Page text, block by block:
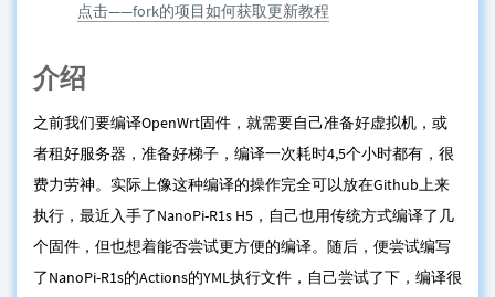
点击——fork的项目如何获取更新教程
介绍
之前我们要编译OpenWrt固件，就需要自己准备好虚拟机，或
者租好服务器，准备好梯子，编译一次耗时4,5个小时都有，很
费力劳神。实际上像这种编译的操作完全可以放在Github上来
执行，最近入手了NanoPi-R1s H5，自己也用传统方式编译了几
个固件，但也想着能否尝试更方便的编译。随后，便尝试编写
了NanoPi-R1s的Actions的YML执行文件，自己尝试了下，编译很